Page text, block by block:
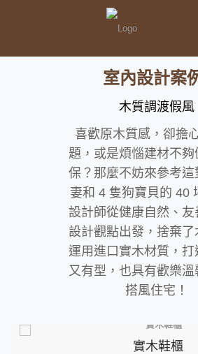
室內設計案
木質調渡假風
喜歡原木質感，卻擔
題，或是煩惱建材不夠
保？那麼不妨來參考這
妻和 4 隻狗寶貝的 40
設計師從健康自然、友
設計觀點出發，捨棄了
運用進口實木材質，打
又有型，也具有歡樂
搭風住宅！
實木鞋櫃